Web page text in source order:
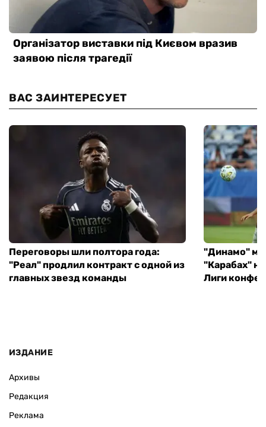
ВАС ЗАИНТЕРЕСУЕТ
Переговоры шли полтора года:
"Реал" продлил контракт с одной из
главных звезд команды
"Динамо"
"Карабах"
Лиги
ИЗДАНИЕ
Архивы
Редакция
Реклама